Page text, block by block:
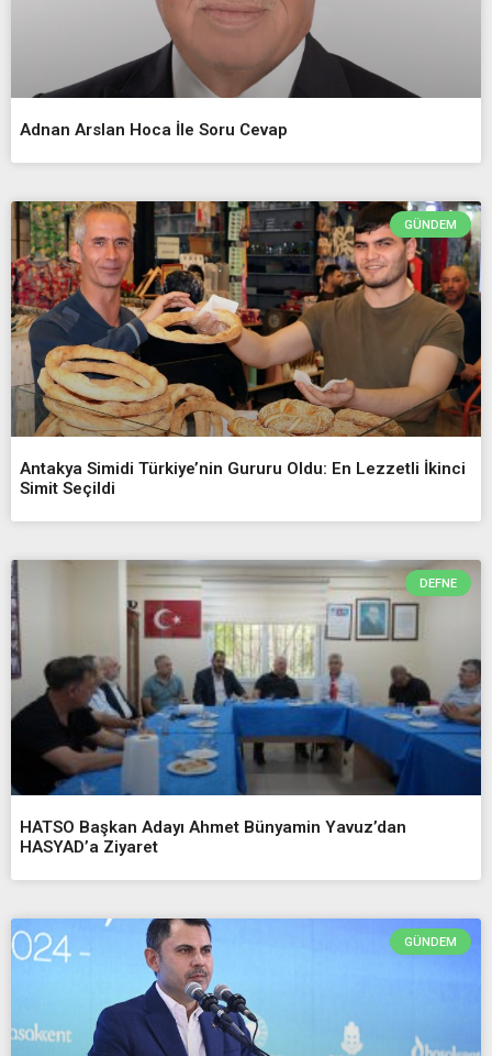
Adnan Arslan Hoca İle Soru Cevap
GÜNDEM
Antakya Simidi Türkiye’nin Gururu Oldu: En Lezzetli İkinci
Simit Seçildi
DEFNE
HATSO Başkan Adayı Ahmet Bünyamin Yavuz’dan
HASYAD’a Ziyaret
GÜNDEM